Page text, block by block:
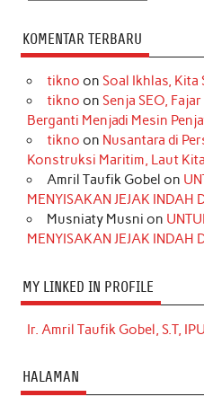
KOMENTAR TERBARU
tikno on Soal Ikhlas, Kita
tikno on Senja SEO,
Berganti Menjadi Mesin
tikno on Nusantara di
Konstruksi Maritim, Laut
Amril Taufik Gobel on
MENYISAKAN JEJAK INDAH
Musniaty Musni on
MENYISAKAN JEJAK INDAH
MY LINKED IN PROFILE
Ir. Amril Taufik Gobel, S.T,
HALAMAN